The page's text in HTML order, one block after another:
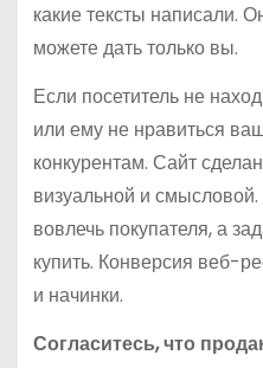
какие тексты написали.
можете дать только вы.
Если посетитель не
или ему не нравиться
конкурентам. Сайт
визуальной и
вовлечь покупателя, а
купить. Конверсия веб-
и начинки.
Согласитесь, что